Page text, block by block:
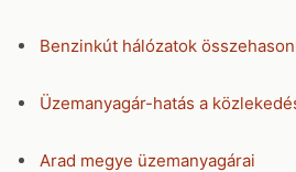
Benzinkút hálózatok
Üzemanyagár-hatás a
Arad megye üzemanyagárai